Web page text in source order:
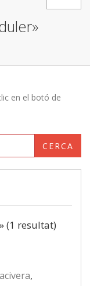
en el botó de
CERCA
» (1 resultat)
,